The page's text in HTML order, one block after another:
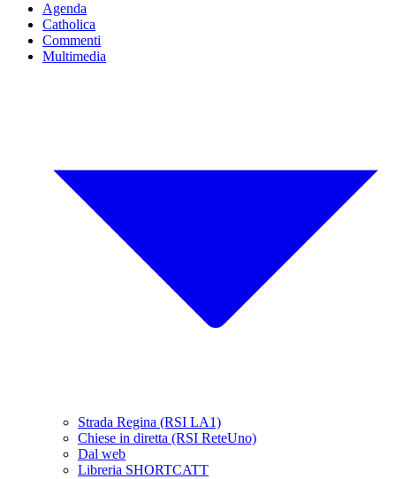
Agenda
Catholica
Commenti
Multimedia
Strada Regina (RSI LA1)
Chiese in diretta (RSI ReteUno)
Dal web
Libreria SHORTCATT